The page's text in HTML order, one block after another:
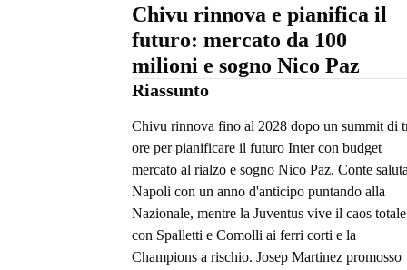
Chivu rinnova e pianifica il
futuro: mercato da 100
milioni e sogno Nico Paz
Riassunto
Chivu rinnova fino al 2028 dopo un summit di
ore per pianificare il futuro Inter con budget
mercato al rialzo e sogno Nico Paz. Conte
Napoli con un anno d'anticipo puntando alla
Nazionale, mentre la Juventus vive il caos totale
con Spalletti e Comolli ai ferri corti e la
Champions a rischio. Josep Martinez promosso